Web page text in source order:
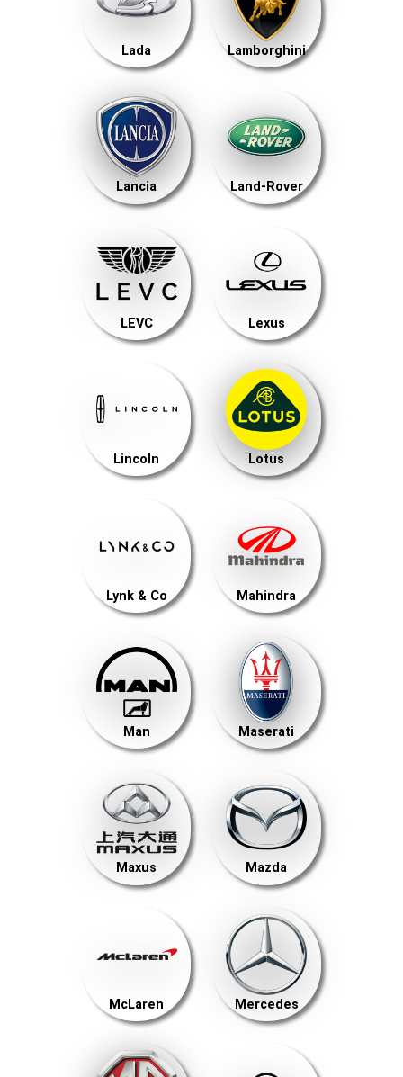
Lada Lamborghini
Lancia Land-Rover
LEVC Lexus
Lincoln Lotus
Lynk & Co Mahindra
Man Maserati
Maxus Mazda
McLaren Mercedes